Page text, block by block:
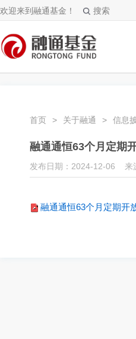
欢迎来到融通基金！ 搜索
首页 > 关于融通 > 信息
融通通恒63个月定期
发布日期：2024-12-06 来
融通通恒63个月定期开